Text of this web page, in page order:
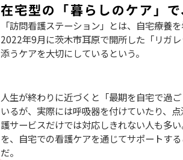
在宅型の「暮らしのケア」
「訪問看護ステーション」とは、自宅療養
2022年9月に茨木市耳原で開所した「リガ
添うケアを大切にしているという。
人生が終わりに近づくと「最期を自宅で過
いるが、実際には呼吸器を付けていたり、
護サービスだけでは対応しきれない人も多
を、自宅での看護ケアを通じてサポートす
だ。